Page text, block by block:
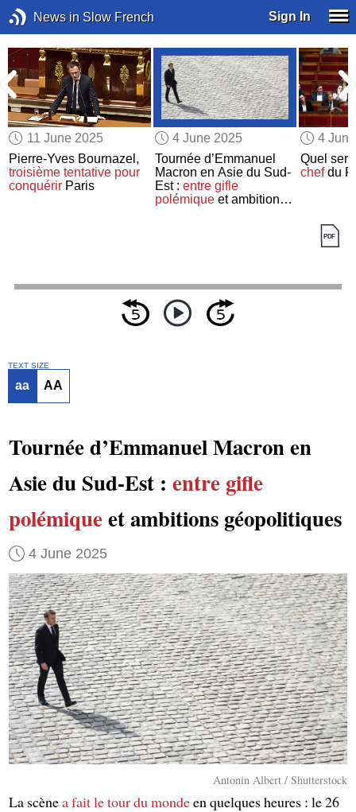
News in Slow French Sign In
11 June 2025
Pierre-Yves Bournazel,
troisième tentative pour
conquérir Paris
4 June 2025
Tournée d’Emmanuel
Macron en Asie du Sud-
Est : entre gifle
polémiqueet ambitions
4
Quel
chefdu
TEXT SIZE
aa AA
Tournée d’Emmanuel Macron en
Asie du Sud-Est : entre gifle
polémiqueet ambitions géopolitiques
4 June 2025
Antonin Albert / Shutterstock
La scènea fait le tour du mondeen quelques heures : le 26